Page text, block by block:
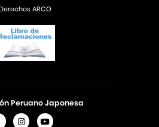
Peruano Japonesa
ARCO